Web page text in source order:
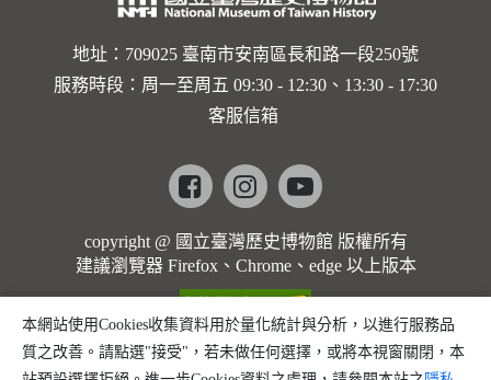
地址：709025 臺南市安南區長和路一段250號
服務時段：周一至周五 09:30 - 12:30、13:30 - 17:30
客服信箱
Facebookinstagramyoutube
copyright @ 國立臺灣歷史博物館 版權所有
建議瀏覽器 Firefox、Chrome、edge 以上版本
本網站使用Cookies收集資料用於量化統計與分析，以進行服務品
質之改善。請點選"接受"，若未做任何選擇，或將本視窗關閉，本